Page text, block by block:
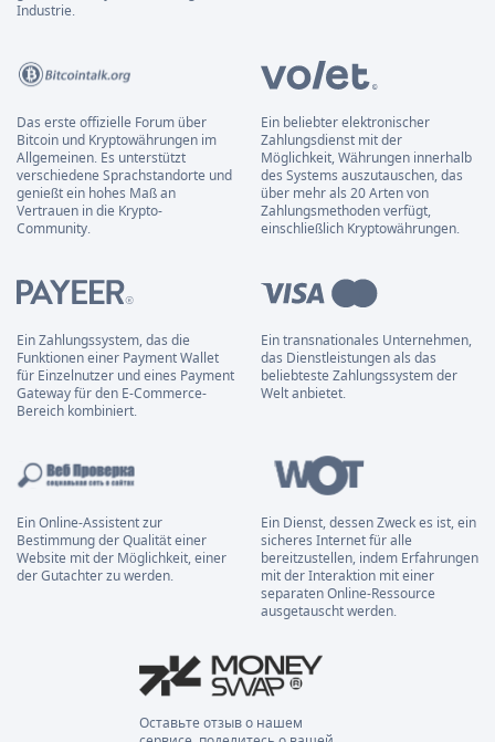
Industrie.
Das erste offizielle Forum über
Bitcoin und Kryptowährungen im
Allgemeinen. Es unterstützt
verschiedene Sprachstandorte und
genießt ein hohes Maß an
Vertrauen in die Krypto-
Community.
Ein beliebter elektronischer
Zahlungsdienst mit der
Möglichkeit, Währungen innerhalb
des Systems auszutauschen, das
über mehr als 20 Arten von
Zahlungsmethoden verfügt,
einschließlich Kryptowährungen.
Ein Zahlungssystem, das die
Funktionen einer Payment Wallet
für Einzelnutzer und eines Payment
Gateway für den E-Commerce-
Bereich kombiniert.
Ein transnationales Unternehmen,
das Dienstleistungen als das
beliebteste Zahlungssystem der
Welt anbietet.
Ein Online-Assistent zur
Bestimmung der Qualität einer
Website mit der Möglichkeit, einer
der Gutachter zu werden.
Ein Dienst, dessen Zweck es ist, ein
sicheres Internet für alle
bereitzustellen, indem Erfahrungen
mit der Interaktion mit einer
separaten Online-Ressource
ausgetauscht werden.
Оставьте отзыв о нашем